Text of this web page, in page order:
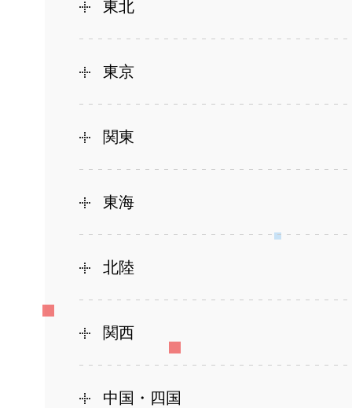
東北
東京
関東
東海
北陸
関西
中国・四国